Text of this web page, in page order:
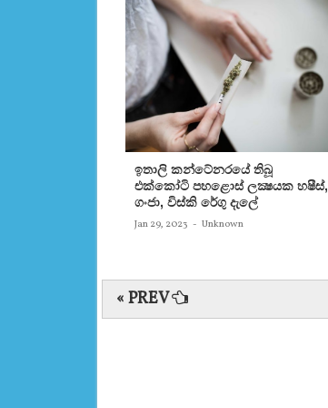
ඉතාලි කන්ටේනරයේ තිබූ
එක්‌කෝටි පහළොස්‌ ලක්‍ෂයක හෂීස්‌,
ගංජා, විස්‌කි රේගු දැලේ
Jan 29, 2023 - Unknown
« PREV